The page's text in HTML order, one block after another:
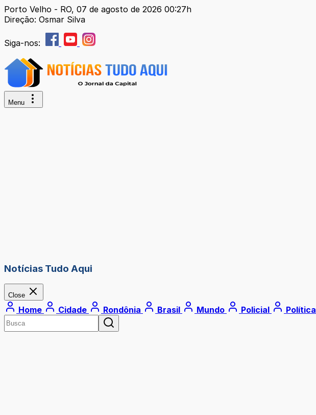
Porto Velho - RO, 07 de agosto de 2026 00:27h
Direção: Osmar Silva
Siga-nos:
Menu
Notícias Tudo Aqui
Close
Home Cidade Rondônia Brasil Mundo Policial Política